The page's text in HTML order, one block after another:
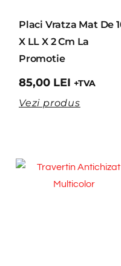
Placi Vratza Mat De
X LL X 2 Cm La
Promotie
85,00 LEI +TVA
Vezi produs